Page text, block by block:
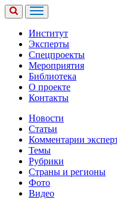
Институт
Эксперты
Спецпроекты
Мероприятия
Библиотека
О проекте
Контакты
Новости
Статьи
Комментарии
Темы
Рубрики
Страны и регионы
Фото
Видео